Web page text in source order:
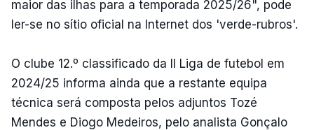
maior das ilhas para a temporada 2025/26", pode
ler-se no sítio oficial na Internet dos 'verde-rubros'.
O clube 12.º classificado da II Liga de futebol em
2024/25 informa ainda que a restante equipa
técnica será composta pelos adjuntos Tozé
Mendes e Diogo Medeiros, pelo analista Gonçalo